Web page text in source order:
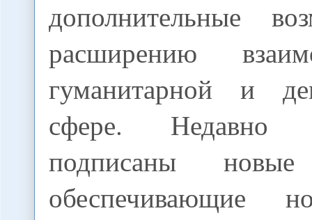
дополнительные
расширению
гуманитарной и
сфере.
подписаны новые
обеспечивающие